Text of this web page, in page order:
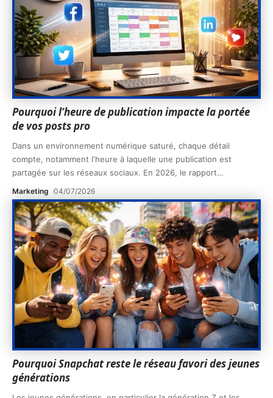
Pourquoi l’heure de publication impacte la portée
de vos posts pro
Dans un environnement numérique saturé, chaque détail
compte, notamment l'heure à laquelle une publication est
partagée sur les réseaux sociaux. En 2026, le rapport…
Marketing 04/07/2026
Pourquoi Snapchat reste le réseau favori des jeunes
générations